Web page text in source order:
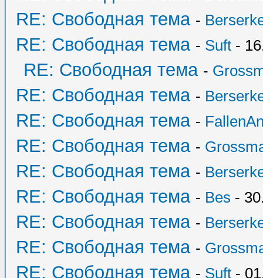
RE: Свободная тема -
RE: Свободная тема - Suft -
RE: Свободная тема -
RE: Свободная тема -
RE: Свободная тема -
RE: Свободная тема -
RE: Свободная тема -
RE: Свободная тема - Bes -
RE: Свободная тема -
RE: Свободная тема -
RE: Свободная тема - Suft -